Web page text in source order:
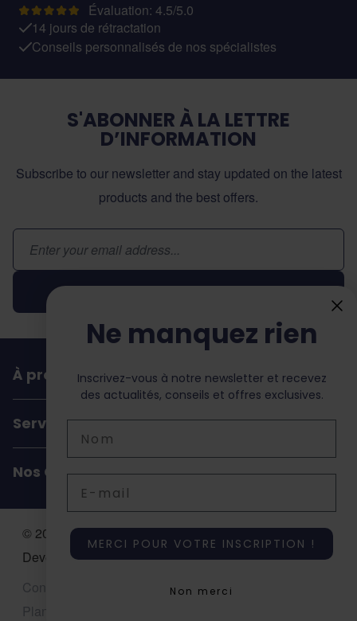
Évaluation: 4.5/5.0
14 jours de rétractation
Conseils personnalisés de nos spécialistes
S'ABONNER À LA LETTRE
D’INFORMATION
Subscribe to our newsletter and stay updated on the latest
products and the best offers.
Adresse email
Inscription
À propos de dochorse
Service Client
Nos Coordonnées
© 2026 Dochorse. All Rights Reserved. Design &
Development by -Accent Interactive
Conditions générales de ventes
Privacy Policy
Plan de site
Ne manquez rien
Inscrivez-vous à notre newsletter et recevez
des actualités, conseils et offres exclusives.
MERCI POUR VOTRE INSCRIPTION !
Non merci